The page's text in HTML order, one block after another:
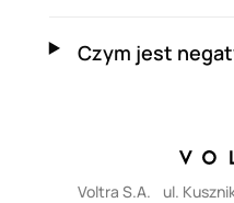
Czym jest
Voltra S.A.
ul.